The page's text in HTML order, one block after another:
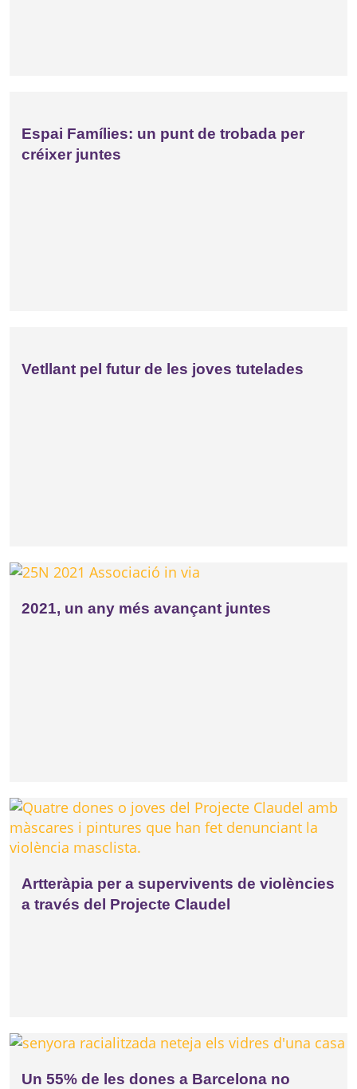
Espai Famílies: un punt de trobada per
créixer juntes
Vetllant pel futur de les joves tutelades
2021, un any més avançant juntes
Artteràpia per a supervivents de violències
a través del Projecte Claudel
Un 55% de les dones a Barcelona no